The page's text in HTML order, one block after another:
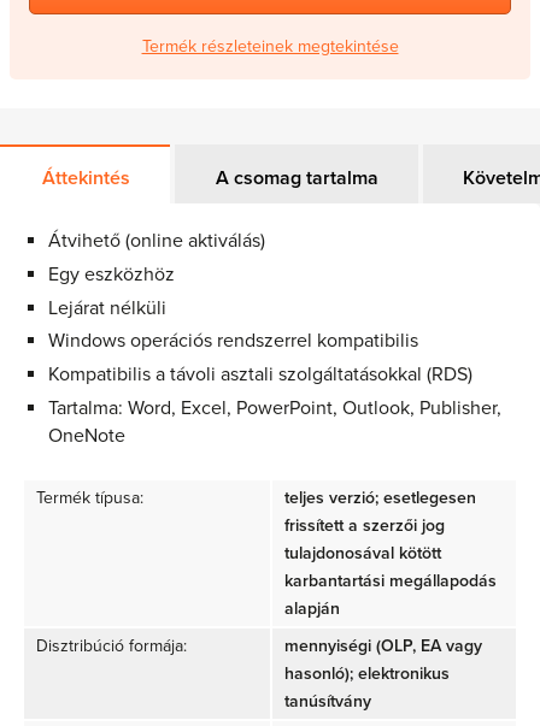
Termék részleteinek megtekintése
Áttekintés A csomag tartalma
Átvihető (online aktiválás)
Egy eszközhöz
Lejárat nélküli
Windows operációs rendszerrel kompatibilis
Kompatibilis a távoli asztali szolgáltatásokkal (RDS)
Tartalma: Word, Excel, PowerPoint, Outlook, Publisher,
OneNote
Termék típusa:
teljes verzió; esetlegesen
frissített a szerzői jog
tulajdonosával kötött
karbantartási megállapodás
alapján
Disztribúció formája:
mennyiségi (OLP, EA vagy
hasonló); elektronikus
tanúsítvány